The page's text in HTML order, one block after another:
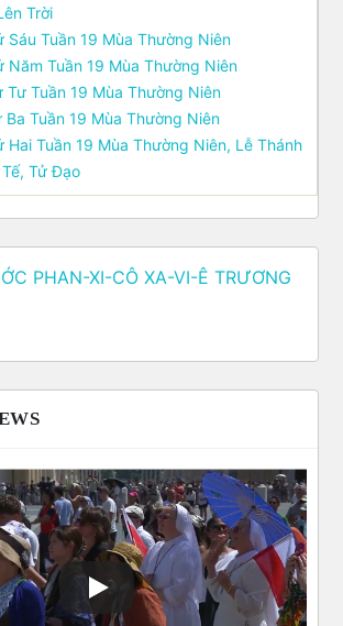
Trời
Tuần 19 Mùa Thường Niên
Tuần 19 Mùa Thường Niên
Tuần 19 Mùa Thường Niên
Tuần 19 Mùa Thường Niên
Tuần 19 Mùa Thường Niên, Lễ Thánh
Tử Ðạo